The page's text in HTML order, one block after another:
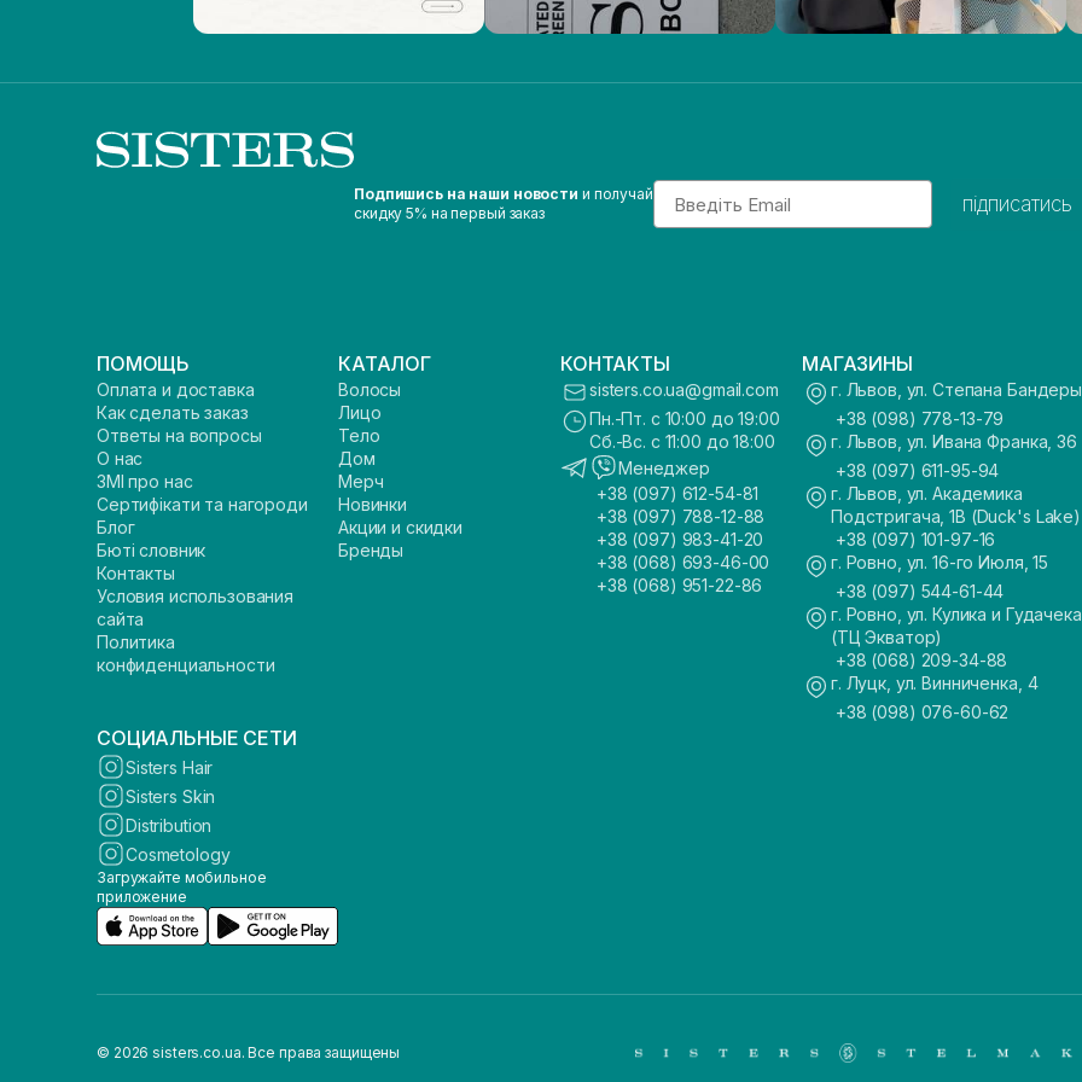
Подпишись на наши новости и получай
скидку 5% на первый заказ
Email
підписатись
ПОМОЩЬ
Оплата и доставка
Как сделать заказ
Ответы на вопросы
О нас
ЗМІ про нас
Сертифікати та нагороди
Блог
Бюті словник
Контакты
Условия использования
сайта
Политика
конфиденциальности
КАТАЛОГ
Волосы
Лицо
Тело
Дом
Мерч
Новинки
Акции и скидки
Бренды
КОНТАКТЫ
sisters.co.ua@gmail.com
Пн.-Пт. с 10:00 до 19:00
Сб.-Вс. с 11:00 до 18:00
Менеджер
+38 (097) 612-54-81
+38 (097) 788-12-88
+38 (097) 983-41-20
+38 (068) 693-46-00
+38 (068) 951-22-86
МАГАЗИНЫ
г. Львов, ул. Степана
+38 (098) 778-13-79
г. Львов, ул. Ивана Франка, 36
+38 (097) 611-95-94
г. Львов, ул. Академика
Подстригача, 1В (Duck's Lake)
+38 (097) 101-97-16
г. Ровно, ул. 16-го Июля, 15
+38 (097) 544-61-44
г. Ровно, ул. Кулика и
(ТЦ Экватор)
+38 (068) 209-34-88
г. Луцк, ул. Винниченка, 4
+38 (098) 076-60-62
СОЦИАЛЬНЫЕ СЕТИ
Sisters Hair
Sisters Skin
Distribution
Cosmetology
Загружайте мобильное
приложение
© 2026 sisters.co.ua. Все права защищены